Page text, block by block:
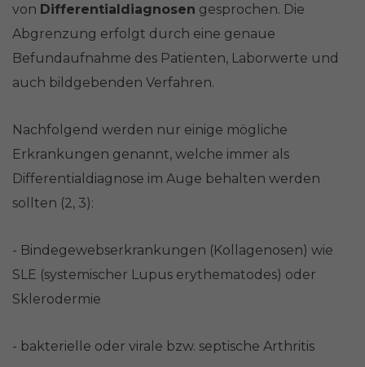
von Differentialdiagnosen gesprochen. Die
Abgrenzung erfolgt durch eine genaue
Befundaufnahme des Patienten, Laborwerte und
auch bildgebenden Verfahren.
Nachfolgend werden nur einige mögliche
Erkrankungen genannt, welche immer als
Differentialdiagnose im Auge behalten werden
sollten (2, 3):
- Bindegewebserkrankungen (Kollagenosen) wie
SLE (systemischer Lupus erythematodes) oder
Sklerodermie
- bakterielle oder virale bzw. septische Arthritis